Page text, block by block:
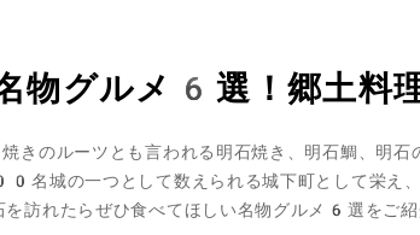
物グルメ6選！郷土料
きのルーツとも言われる明石焼き、明石鯛、明
城の一つとして数えられる城下町として栄え
訪れたらぜひ食べてほしい名物グルメ6選をご紹